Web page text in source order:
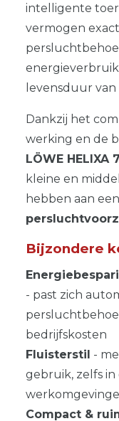
intelligente
vermogen
levensduur van
Dankzij het
werking en de
LÖWE HELIXA
kleine en
hebben aan een
Bijzondere
- past zich
bedrijfskosten
Fluisterstil -
gebruik, zelfs
Compact &